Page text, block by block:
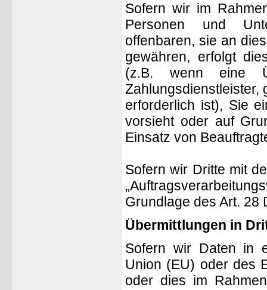
Sofern wir im
Personen und
offenbaren, sie an
gewähren, erfolgt
(z.B. wenn eine
Zahlungsdienstleister,
erforderlich ist), Sie
vorsieht oder auf
Einsatz von
Sofern wir Dritte mit
Grundlage des Art. 28
Übermittlungen in
Sofern wir Daten in
Union (EU) oder des
oder dies im